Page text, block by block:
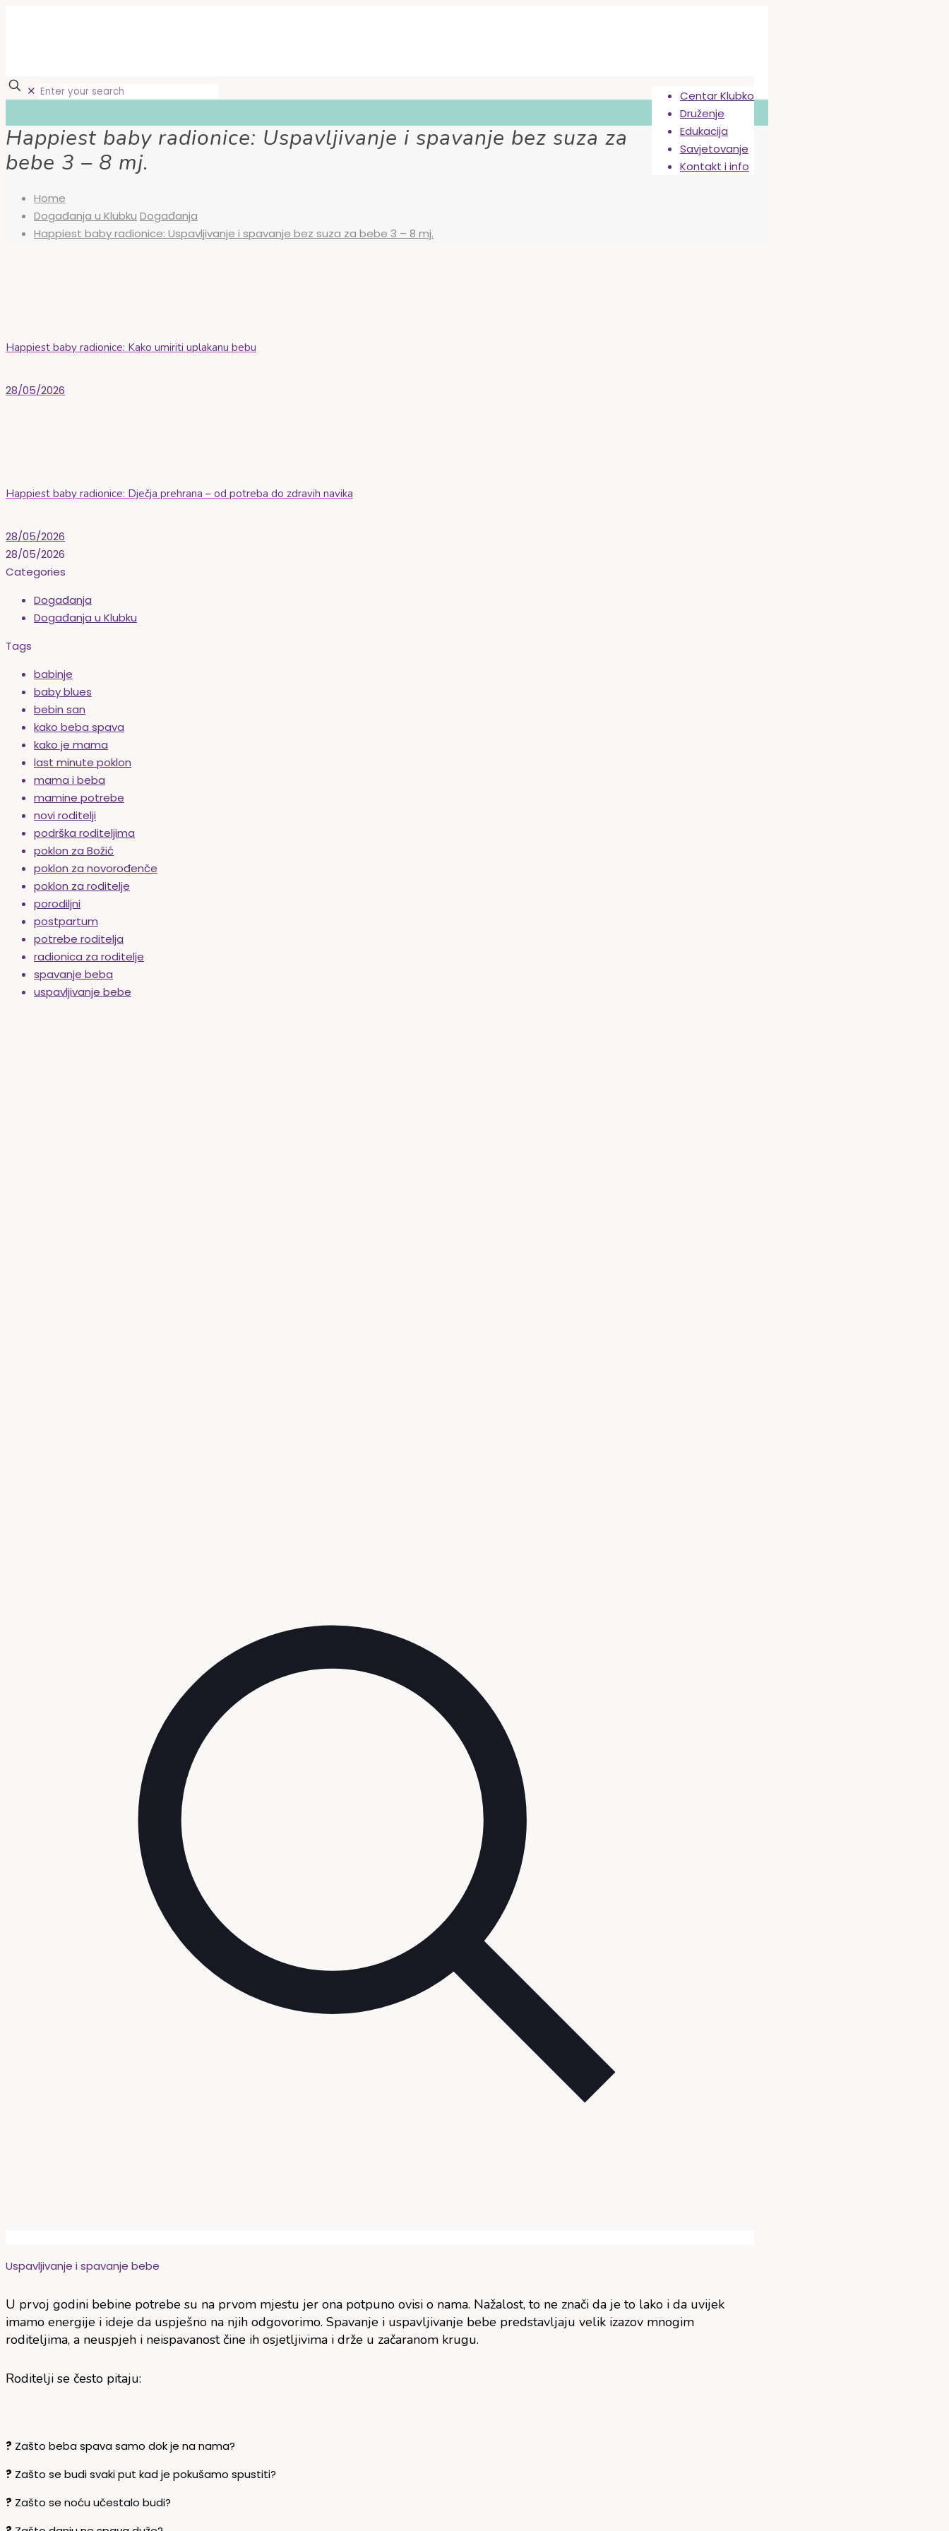
Centar Klubko
Druženje
Edukacija
Savjetovanje
Kontakt i info
✕
Happiest baby radionice: Uspavljivanje i spavanje bez suza za
bebe 3 – 8 mj.
Home
Događanja u Klubku Događanja
Happiest baby radionice: Uspavljivanje i spavanje bez suza za bebe 3 – 8 mj.
Happiest baby radionice: Kako umiriti uplakanu bebu
28/05/2026
Happiest baby radionice: Dječja prehrana – od potreba do zdravih navika
28/05/2026
28/05/2026
Categories
Događanja
Događanja u Klubku
Tags
babinje
baby blues
bebin san
kako beba spava
kako je mama
last minute poklon
mama i beba
mamine potrebe
novi roditelji
podrška roditeljima
poklon za Božić
poklon za novorođenče
poklon za roditelje
porodiljni
postpartum
potrebe roditelja
radionica za roditelje
spavanje beba
uspavljivanje bebe
Uspavljivanje i spavanje bebe
U prvoj godini bebine potrebe su na prvom mjestu jer ona potpuno ovisi o nama. Nažalost, to ne znači da je to lako i da uvijek
imamo energije i ideje da uspješno na njih odgovorimo. Spavanje i uspavljivanje bebe predstavljaju velik izazov mnogim
roditeljima, a neuspjeh i neispavanost čine ih osjetljivima i drže u začaranom krugu.
Roditelji se često pitaju:
? Zašto beba spava samo dok je na nama?
? Zašto se budi svaki put kad je pokušamo spustiti?
? Zašto se noću učestalo budi?